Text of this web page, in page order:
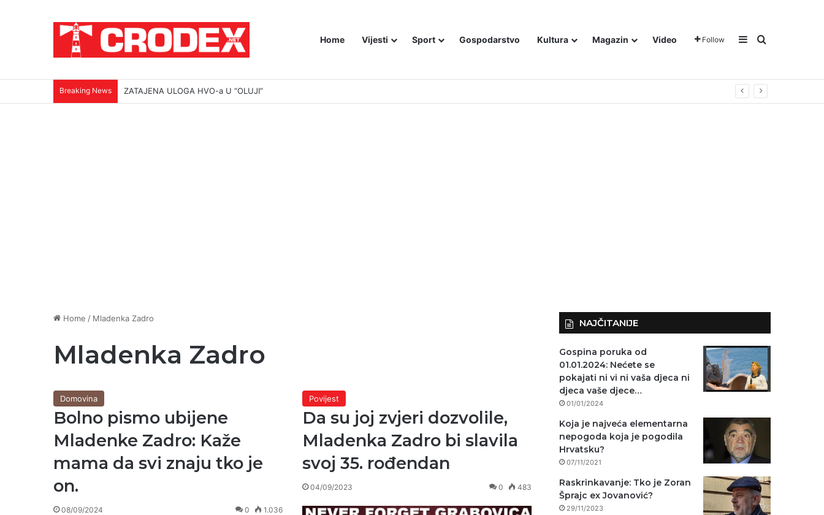
Home Vijesti Sport Gospodarstvo Kultura Magazin Video Follow Sidebar
Traži
Breaking News ZATAJENA ULOGA HVO-a U “OLUJI”
Home / Mladenka Zadro
Mladenka Zadro
Domovina
Bolno pismo ubijene
Mladenke Zadro: Kaže
mama da svi znaju tko je
on.
08/09/2024 0 1.036
Povijest
Da su joj zvjeri dozvolile,
Mladenka Zadro bi slavila
svoj 35. rođendan
04/09/2023 0 483
NAJČITANIJE
Gospina poruka od
01.01.2024: Nećete se
pokajati ni vi ni vaša djeca ni
djeca vaše djece…
01/01/2024
Koja je najveća elementarna
nepogoda koja je pogodila
Hrvatsku?
07/11/2021
Raskrinkavanje: Tko je Zoran
Šprajc ex Jovanović?
29/11/2023